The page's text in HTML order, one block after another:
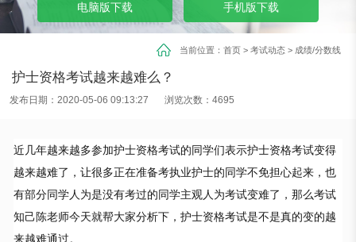
电脑版下载 手机版下载
当前位置： 首页> 考试动态> 成绩/分数线
护士资格考试越来越难么？
发布日期：2020-05-06 09:13:27 浏览次数：4695
近几年越来越多参加护士资格考试的同学们表示护士资格考试变得
越来越难了，让很多正在准备考执业护士的同学不免担心起来，也
有部分同学人为是没有考过的同学主观人为考试变难了，那么考试
知己陈老师今天就帮大家分析下，护士资格考试是不是真的变的越
来越难通过。